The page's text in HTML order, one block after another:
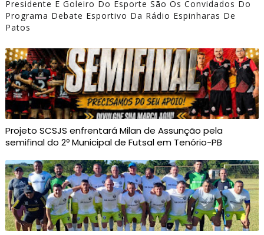
Presidente E Goleiro Do Esporte São Os Convidados Do
Programa Debate Esportivo Da Rádio Espinharas De
Patos
Projeto SCSJS enfrentará Milan de Assunção pela
semifinal do 2º Municipal de Futsal em Tenório-PB